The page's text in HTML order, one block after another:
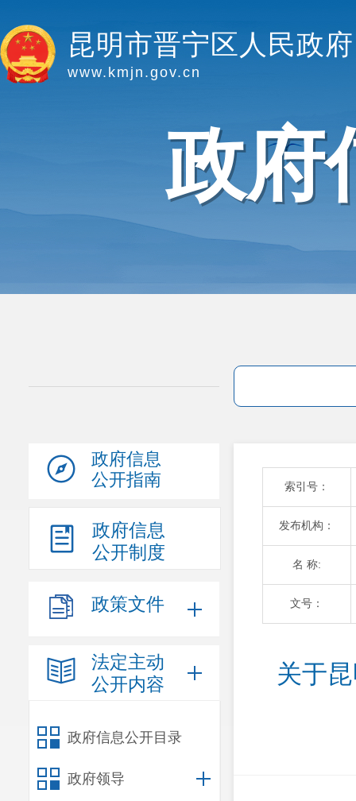
昆明市晋宁区人民政府
www.kmjn.gov.cn
政府
政府信息
公开指南
政府信息
公开制度
政策文件
法定主动
公开内容
政府信息公开目录
政府领导
索引号：
发布机构：
名 称:
文号：
关于